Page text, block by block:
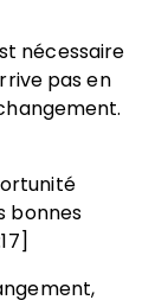
nécessaire
pas en
bonnes